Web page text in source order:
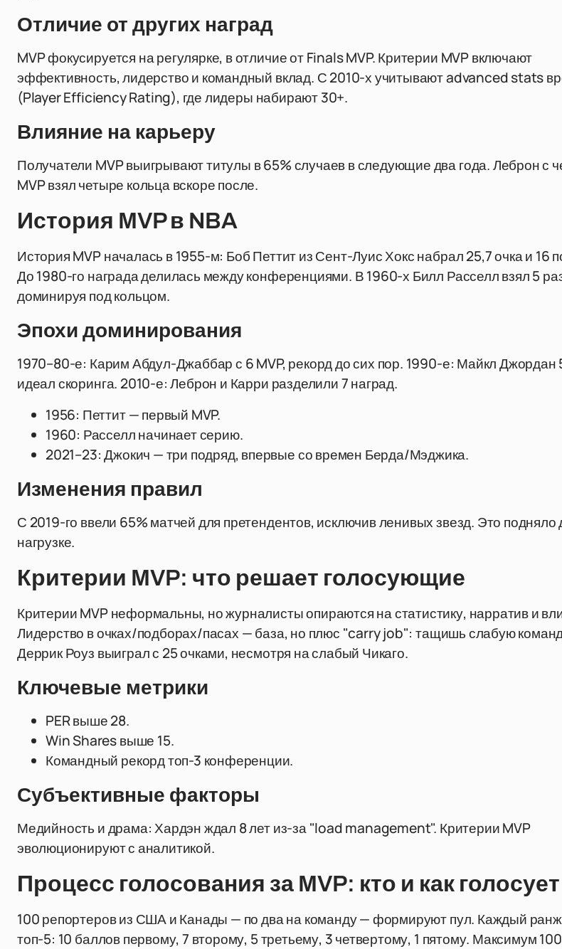
Отличие от других наград
MVP фокусируется на регулярке, в отличие от Finals MVP. Критерии MVP включают
эффективность, лидерство и командный вклад. С 2010-х учитывают advanced stats
(Player Efficiency Rating), где лидеры набирают 30+.
Влияние на карьеру
Получатели MVP выигрывают титулы в 65% случаев в следующие два года. Леброн с
MVP взял четыре кольца вскоре после.
История MVP в NBA
История MVP началась в 1955-м: Боб Петтит из Сент-Луис Хокс набрал 25,7 очка и 16
До 1980-го награда делилась между конференциями. В 1960-х Билл Расселл взял 5
доминируя под кольцом.
Эпохи доминирования
1970–80-е: Карим Абдул-Джаббар с 6 MVP, рекорд до сих пор. 1990-е: Майкл Джордан
идеал скоринга. 2010-е: Леброн и Карри разделили 7 наград.
1956: Петтит — первый MVP.
1960: Расселл начинает серию.
2021–23: Джокич — три подряд, впервые со времен Берда/Мэджика.
Изменения правил
С 2019-го ввели 65% матчей для претендентов, исключив ленивых звезд. Это подняло
нагрузке.
Критерии MVP: что решает голосующие
Критерии MVP неформальны, но журналисты опираются на статистику, нарратив и
Лидерство в очках/подборах/пасах — база, но плюс "carry job": тащишь слабую
Деррик Роуз выиграл с 25 очками, несмотря на слабый Чикаго.
Ключевые метрики
PER выше 28.
Win Shares выше 15.
Командный рекорд топ-3 конференции.
Субъективные факторы
Медийность и драма: Хардэн ждал 8 лет из-за "load management". Критерии MVP
эволюционируют с аналитикой.
Процесс голосования за MVP: кто и как голосует
100 репортеров из США и Канады — по два на команду — формируют пул. Каждый
топ-5: 10 баллов первому, 7 второму, 5 третьему, 3 четвертому, 1 пятому. Максимум